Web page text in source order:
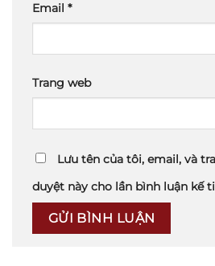
Email *
Trang web
Lưu tên của tôi, email, và
duyệt này cho lần bình luận kế